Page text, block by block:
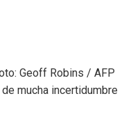
Geoff Robins / AFP
mucha incertidumbre